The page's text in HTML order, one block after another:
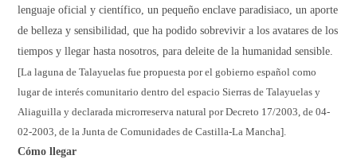
lenguaje oficial y científico, un pequeño enclave paradisiaco, un aporte
de belleza y sensibilidad, que ha podido sobrevivir a los avatares de los
tiempos y llegar hasta nosotros, para deleite de la humanidad sensible.
[La laguna de Talayuelas fue propuesta por el gobierno español como
lugar de interés comunitario dentro del espacio Sierras de Talayuelas y
Aliaguilla y declarada microrreserva natural por Decreto 17/2003, de 04-
02-2003, de la Junta de Comunidades de Castilla-La Mancha].
Cómo llegar